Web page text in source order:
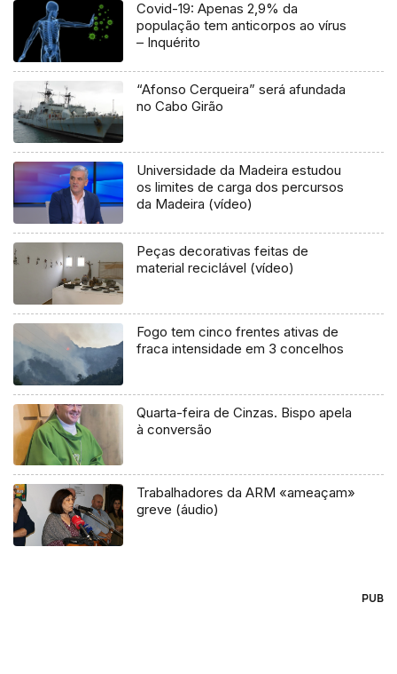
Covid-19: Apenas 2,9% da
população tem anticorpos ao vírus
– Inquérito
“Afonso Cerqueira” será afundada
no Cabo Girão
Universidade da Madeira estudou
os limites de carga dos percursos
da Madeira (vídeo)
Peças decorativas feitas de
material reciclável (vídeo)
Fogo tem cinco frentes ativas de
fraca intensidade em 3 concelhos
Quarta-feira de Cinzas. Bispo apela
à conversão
Trabalhadores da ARM «ameaçam»
greve (áudio)
PUB